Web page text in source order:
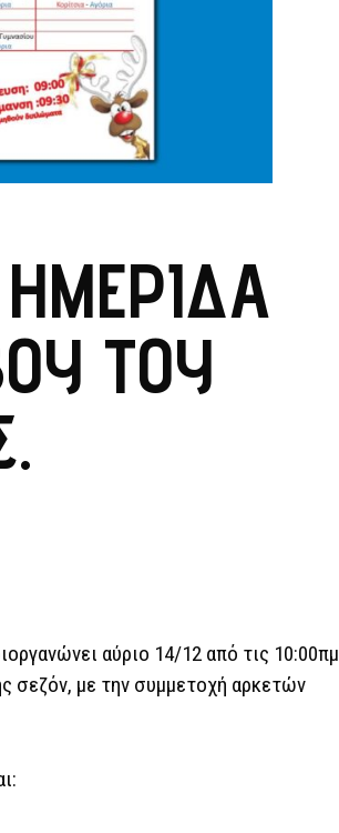
ΤΟΥ
αύριο 14/12 από τις 10:00πμ
σεζόν, με την συμμετοχή αρκετών